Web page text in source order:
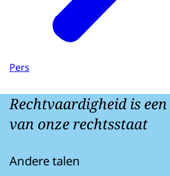
Pers
Rechtvaardigheid is
van onze rechtsstaat
Andere talen